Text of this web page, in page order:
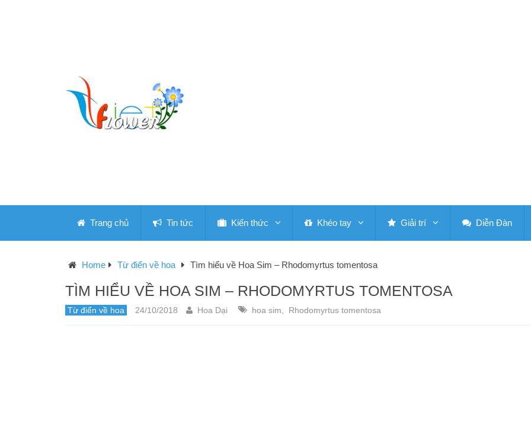
Trang chủ Tin tức Kiến thức Khéo tay Giải trí Diễn Đàn
Home Từ điển về hoa Tìm hiểu về Hoa Sim – Rhodomyrtus tomentosa
TÌM HIỂU VỀ HOA SIM – RHODOMYRTUS TOMENTOSA
Từ điển về hoa 24/10/2018 Hoa Dại hoa sim Rhodomyrtus tomentosa